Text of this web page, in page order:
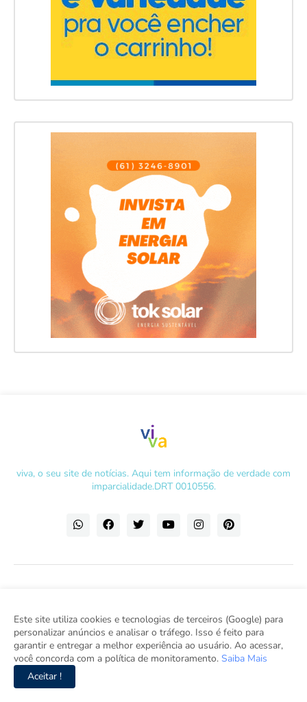
viva, o seu site de notícias. Aqui tem informação de verdade com
imparcialidade.DRT 0010556.
Este site utiliza cookies e tecnologias de terceiros (Google) para
personalizar anúncios e analisar o tráfego. Isso é feito para
garantir e entregar a melhor experiência ao usuário. Ao acessar,
você concorda com a política de monitoramento. Saiba Mais
Aceitar !